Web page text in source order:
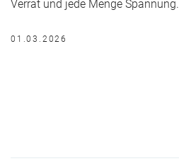
Verrat und jede Menge Spannung.
01.03.2026